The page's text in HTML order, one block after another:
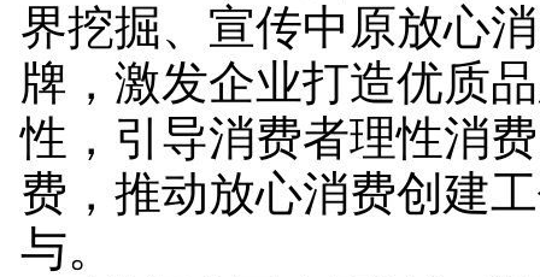
界挖掘、宣传中原放心
牌，激发企业打造优质
性，引导消费者理性消
费，推动放心消费创建
与。